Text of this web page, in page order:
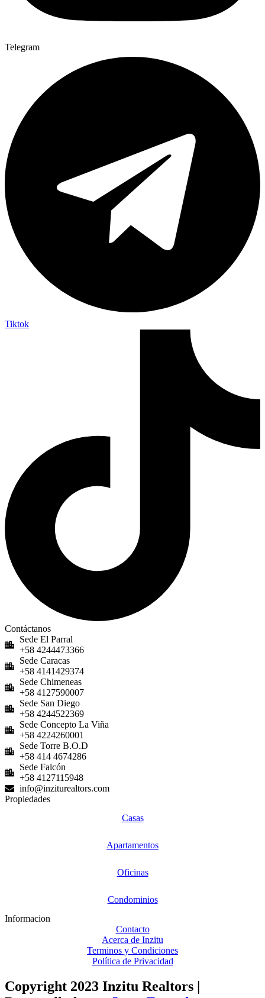
Telegram
Tiktok
Contáctanos
Sede El Parral
+58 4244473366
Sede Caracas
+58 4141429374
Sede Chimeneas
+58 4127590007
Sede San Diego
+58 4244522369
Sede Concepto La Viña
+58 4224260001
Sede Torre B.O.D
+58 414 4674286
Sede Falcón
+58 4127115948
info@inziturealtors.com
Propiedades
Casas
Apartamentos
Oficinas
Condominios
Informacion
Contacto
Acerca de Inzitu
Terminos y Condiciones
Política de Privacidad
Copyright 2023 Inzitu Realtors |